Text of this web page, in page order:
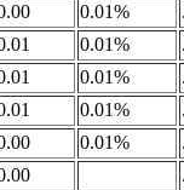
0.01%
0.01%
0.01%
0.01%
0.01%